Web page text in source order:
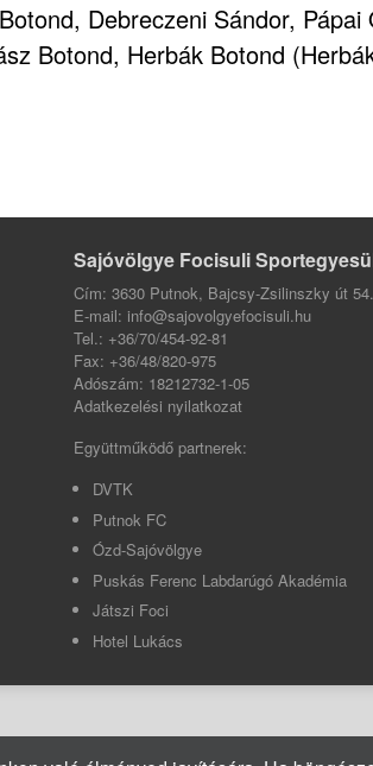
Debreczeni Sándor,
Botond, Herbák Botond
Sajóvölgye Focisuli
Cím: 3630 Putnok, Bajcsy-Zsilinszky út 54.
E-mail: info@sajovolgyefocisuli.hu
Tel.: +36/70/454-92-81
Fax: +36/48/820-975
Adószám: 18212732-1-05
Adatkezelési nyilatkozat
Együttműködő partnerek:
DVTK
Putnok FC
Ózd-Sajóvölgye
Puskás Ferenc Labdarúgó Akadémia
Játszi Foci
Hotel Lukács